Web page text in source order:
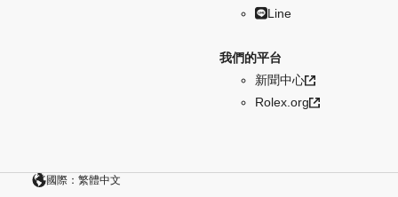
Line
我們的平台
新聞中心
Rolex.org
國際：繁體中文